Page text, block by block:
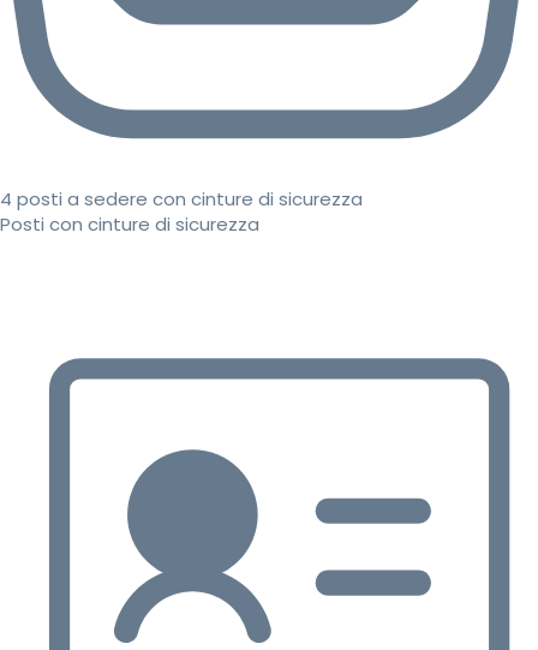
4 posti a sedere con cinture di sicurezza
Posti con cinture di sicurezza